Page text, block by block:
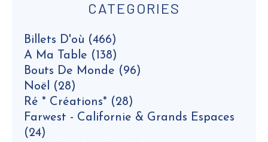
CATEGORIES
Billets D'où (466)
A Ma Table (138)
Bouts De Monde (96)
Noël (28)
Ré * Créations* (28)
Farwest - Californie & Grands Espaces
(24)